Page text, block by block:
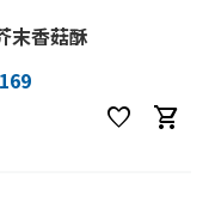
末香菇酥
favorite shopping_cart